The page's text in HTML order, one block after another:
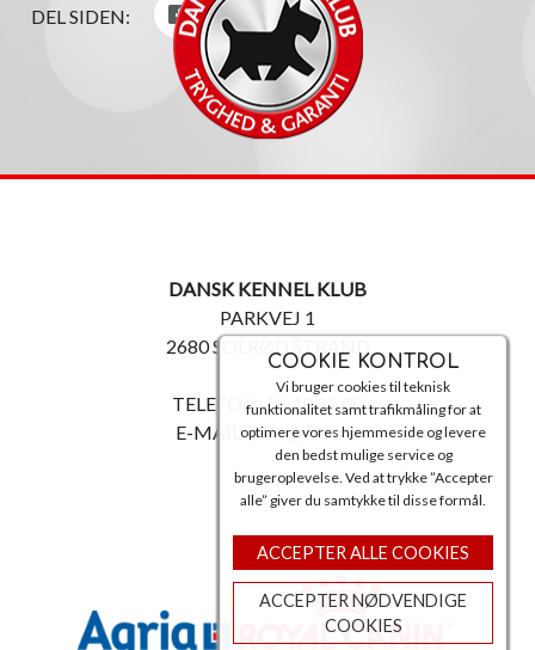
COOKIE KONTROL
Vi bruger cookies til teknisk
funktionalitet samt trafikmåling for at
optimere vores hjemmeside og levere
den bedst mulige service og
brugeroplevelse. Ved at trykke ”Accepter
alle” giver du samtykke til disse formål.
ACCEPTER ALLE COOKIES
ACCEPTER NØDVENDIGE
COOKIES
DEL SIDEN:
DANSK KENNEL KLUB
PARKVEJ 1
2680 SOLRØD STRAND
TELEFON: 56 18 81 00
E-MAIL:post@dkk.dk